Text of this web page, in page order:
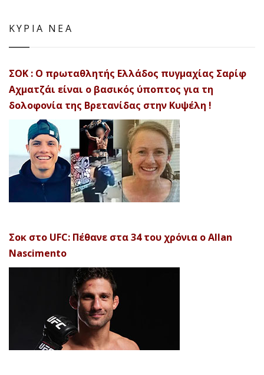
ΚΥΡΙΑ ΝΕΑ
ΣΟΚ : Ο πρωταθλητής Ελλάδος πυγμαχίας Σαρίφ
Αχματζάι είναι ο βασικός ύποπτος για τη
δολοφονία της Βρετανίδας στην Κυψέλη !
Σοκ στο UFC: Πέθανε στα 34 του χρόνια ο Allan
Nascimento